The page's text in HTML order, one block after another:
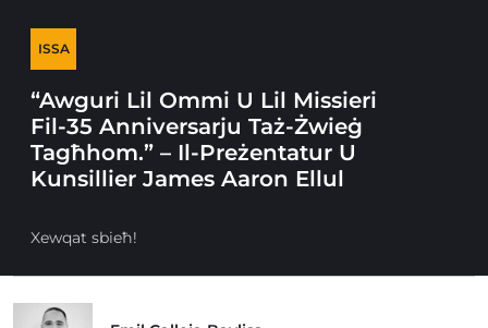
ISSA
“Awguri Lil Ommi U Lil Missieri
Fil-35 Anniversarju Taż-Żwieġ
Tagħhom.” – Il-Preżentatur U
Kunsillier James Aaron Ellul
Xewqat sbieħ!